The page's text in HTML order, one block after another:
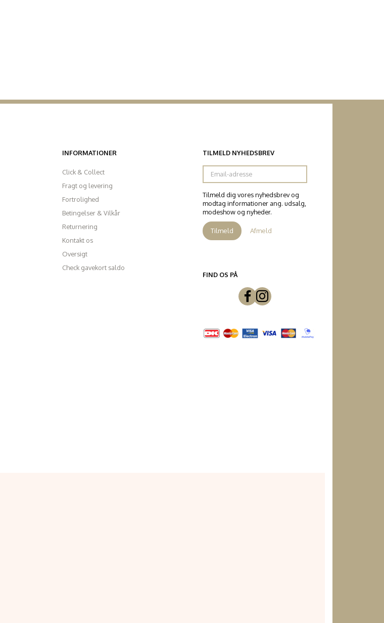
INFORMATIONER
Click & Collect
Fragt og levering
Fortrolighed
Betingelser & Vilkår
Returnering
Kontakt os
Oversigt
Check gavekort saldo
TILMELD NYHEDSBREV
Email-
adresse
Tilmeld dig vores nyhedsbrev og
modtag informationer ang. udsalg,
modeshow og nyheder.
Tilmeld Afmeld
FIND OS PÅ